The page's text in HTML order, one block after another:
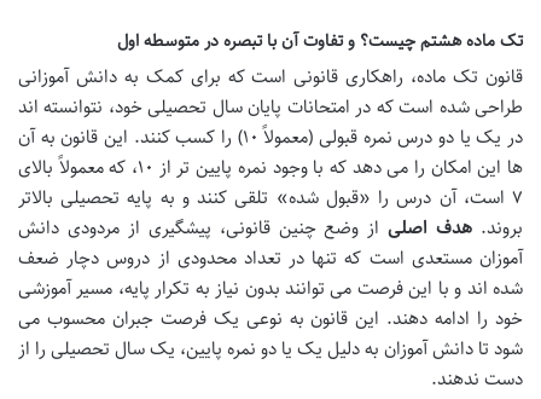
تک ماده هشتم چیست؟ و تفاوت آن با تبصره در متوسطه اول
قانون تک ماده، راهکاری قانونی است که برای کمک به دانش آموزانی
طراحی شده است که در امتحانات پایان سال تحصیلی خود، نتوانسته اند
در یک یا دو درس نمره قبولی (معمولاً ۱۰) را کسب کنند. این قانون به آن
ها این امکان را می دهد که با وجود نمره پایین تر از ۱۰، که معمولاً بالای
۷ است، آن درس را «قبول شده» تلقی کنند و به پایه تحصیلی بالاتر
بروند. هدف اصلیاز وضع چنین قانونی، پیشگیری از مردودی دانش
آموزان مستعدی است که تنها در تعداد محدودی از دروس دچار ضعف
شده اند و با این فرصت می توانند بدون نیاز به تکرار پایه، مسیر آموزشی
خود را ادامه دهند. این قانون به نوعی یک فرصت جبران محسوب می
شود تا دانش آموزان به دلیل یک یا دو نمره پایین، یک سال تحصیلی را از
دست ندهند.